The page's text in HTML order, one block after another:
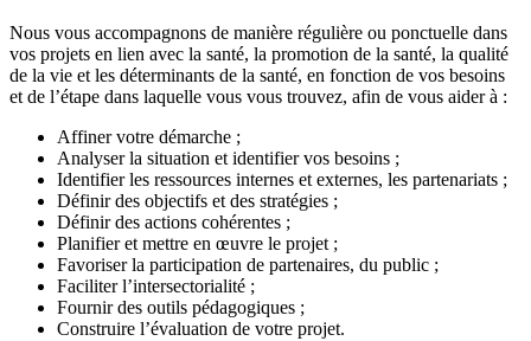
Nous vous accompagnons de manière régulière ou ponctuelle dans
vos projets en lien avec la santé, la promotion de la santé, la qualité
de la vie et les déterminants de la santé, en fonction de vos besoins
et de l’étape dans laquelle vous vous trouvez, afin de vous aider à :
Affiner votre démarche ;
Analyser la situation et identifier vos besoins ;
Identifier les ressources internes et externes, les partenariats ;
Définir des objectifs et des stratégies ;
Définir des actions cohérentes ;
Planifier et mettre en œuvre le projet ;
Favoriser la participation de partenaires, du public ;
Faciliter l’intersectorialité ;
Fournir des outils pédagogiques ;
Construire l’évaluation de votre projet.